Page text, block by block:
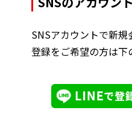
SNSアカウントで新規
登録をご希望の方は下